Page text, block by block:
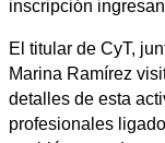
inscripción
El titular de CyT,
Marina Ramírez
detalles de esta
profesionales